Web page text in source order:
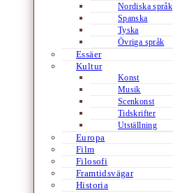
Nordiska språk
Spanska
Tyska
Övriga språk
Essäer
Kultur
Konst
Musik
Scenkonst
Tidskrifter
Utställning
Europa
Film
Filosofi
Framtidsvägar
Historia